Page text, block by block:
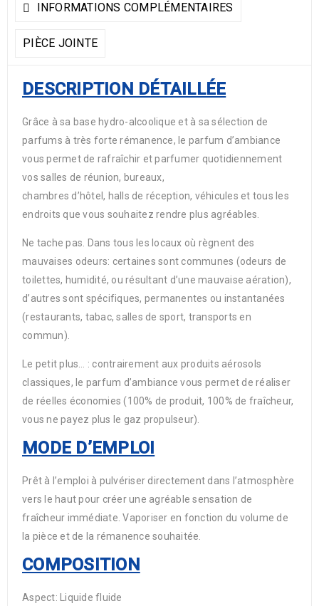
INFORMATIONS COMPLÉMENTAIRES
PIÈCE JOINTE
DESCRIPTION DÉTAILLÉE
Grâce à sa base hydro-alcoolique et à sa sélection de
parfums à très forte rémanence, le parfum d’ambiance
vous permet de rafraîchir et parfumer quotidiennement
vos salles de réunion, bureaux,
chambres d’hôtel, halls de réception, véhicules et tous les
endroits que vous souhaitez rendre plus agréables.
Ne tache pas. Dans tous les locaux où règnent des
mauvaises odeurs: certaines sont communes (odeurs de
toilettes, humidité, ou résultant d’une mauvaise aération),
d’autres sont spécifiques, permanentes ou instantanées
(restaurants, tabac, salles de sport, transports en
commun).
Le petit plus… : contrairement aux produits aérosols
classiques, le parfum d’ambiance vous permet de réaliser
de réelles économies (100% de produit, 100% de fraîcheur,
vous ne payez plus le gaz propulseur).
MODE D’EMPLOI
Prêt à l’emploi à pulvériser directement dans l’atmosphère
vers le haut pour créer une agréable sensation de
fraîcheur immédiate. Vaporiser en fonction du volume de
la pièce et de la rémanence souhaitée.
COMPOSITION
Aspect: Liquide fluide